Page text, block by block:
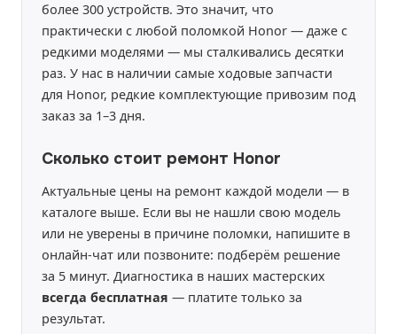
более 300 устройств. Это значит, что
практически с любой поломкой Honor — даже с
редкими моделями — мы сталкивались десятки
раз. У нас в наличии самые ходовые запчасти
для Honor, редкие комплектующие привозим под
заказ за 1–3 дня.
Сколько стоит ремонт Honor
Актуальные цены на ремонт каждой модели — в
каталоге выше. Если вы не нашли свою модель
или не уверены в причине поломки, напишите в
онлайн-чат или позвоните: подберём решение
за 5 минут. Диагностика в наших мастерских
всегда бесплатная — платите только за
результат.